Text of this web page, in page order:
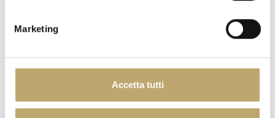
Marketing
Accetta tutti
DESSERT